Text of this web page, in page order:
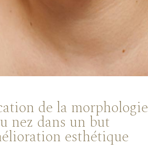
de la morphologie
nez dans un but
esthétique